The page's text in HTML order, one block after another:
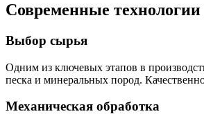
Современные технологии
Выбор сырья
Одним из ключевых этапов в
песка и минеральных пород.
Механическая обработка